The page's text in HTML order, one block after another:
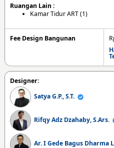
Ruangan Lain :
Kamar Tidur ART (1)
Fee Design Bangunan
Designer:
Satya G.P., S.T.
Rifqy Adz Dzahaby, S.Ars.
Ar. I Gede Bagus Dharma